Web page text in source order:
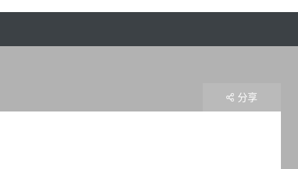
分享